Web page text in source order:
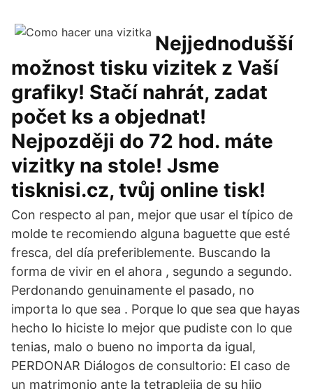
Nejjednodušší
možnost tisku vizitek z Vaší
grafiky! Stačí nahrát, zadat
počet ks a objednat!
Nejpozději do 72 hod. máte
vizitky na stole! Jsme
tisknisi.cz, tvůj online tisk!
Con respecto al pan, mejor que usar el típico de
molde te recomiendo alguna baguette que esté
fresca, del día preferiblemente. Buscando la
forma de vivir en el ahora , segundo a segundo.
Perdonando genuinamente el pasado, no
importa lo que sea . Porque lo que sea que hayas
hecho lo hiciste lo mejor que pudiste con lo que
tenias, malo o bueno no importa da igual,
PERDONAR Diálogos de consultorio: El caso de
un matrimonio ante la tetraplejia de su hijo